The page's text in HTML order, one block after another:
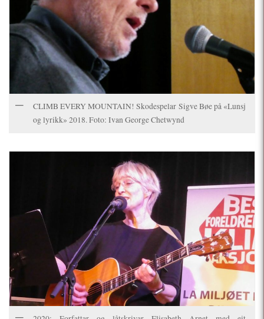
CLIMB EVERY MOUNTAIN! Skodespelar Sigve Bøe på «Lunsj
og lyrikk» 2018. Foto: Ivan George Chetwynd